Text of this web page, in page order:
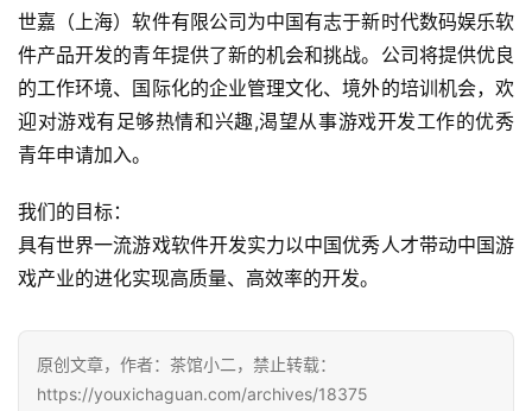
单
机
游
戏
休
闲
游
戏
世嘉（上海）软件有限公司为中国有志于新时代数码娱乐软
件产品开发的青年提供了新的机会和挑战。公司将提供优良
的工作环境、国际化的企业管理文化、境外的培训机会，欢
迎对游戏有足够热情和兴趣,渴望从事游戏开发工作的优秀
青年申请加入。
我们的目标：
具有世界一流游戏软件开发实力以中国优秀人才带动中国游
戏产业的进化实现高质量、高效率的开发。
原创文章，作者：茶馆小二，禁止转载：
https://youxichaguan.com/archives/18375